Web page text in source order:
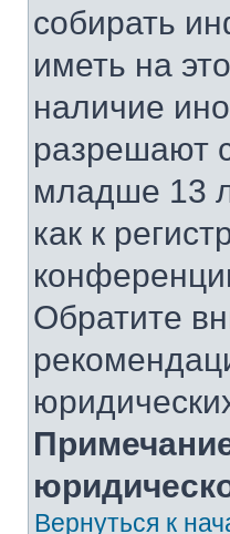
собирать
иметь на
наличие
разрешают
младше 13
как к
Обратите
Вернуться к